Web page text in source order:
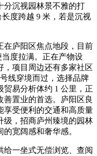
分沉视园林景不雅的打
度跨越 9 米，若是沉视
庐阳区焦点地段，目前
度拉满。正在产物设
，项目周边还有多家社区
线穿境而过，选择品牌
贸易分析体约 1 公里，正
置业的首选。庐阳区良
享受便利的交通和高质量
级，招商庐州臻境的园林
宽阔感和奢华感。
一坐式无偿浏览、查阅